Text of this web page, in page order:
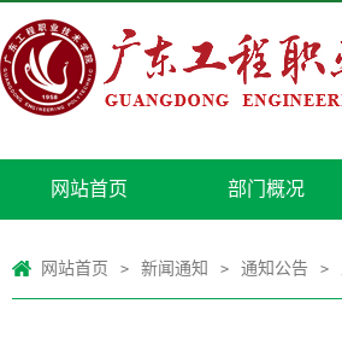
网站首页 部门概况
网站首页 > 新闻通知 > 通知公告 >